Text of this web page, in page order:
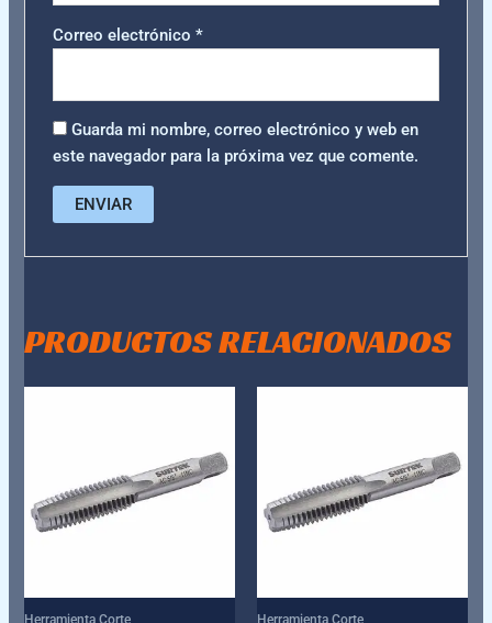
Correo electrónico *
Guarda mi nombre, correo electrónico y web en
este navegador para la próxima vez que comente.
PRODUCTOS RELACIONADOS
Herramienta Corte Herramienta Corte